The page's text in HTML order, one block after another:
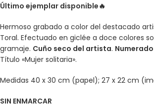
Último ejemplar disponible🔥
Hermoso grabado a color del destacado
Toral. Efectuado en giclée a doce colores
gramaje. Cuño seco del artista.
Título «Mujer solitaria».
Medidas 40 x 30 cm (papel); 27 x 22 cm
SIN ENMARCAR